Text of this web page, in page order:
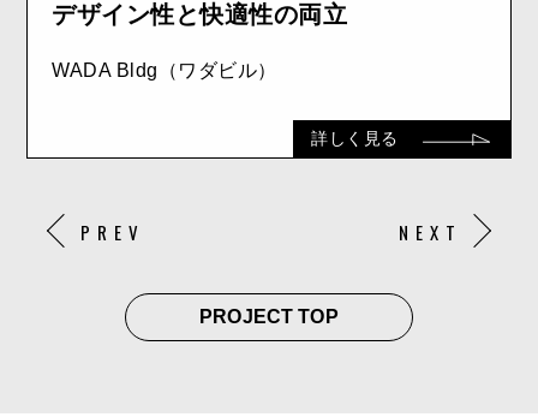
デザイン性と快適性の両立
WADA Bldg（ワダビル）
詳しく見る
PREV
PROJECT TOP
NEXT